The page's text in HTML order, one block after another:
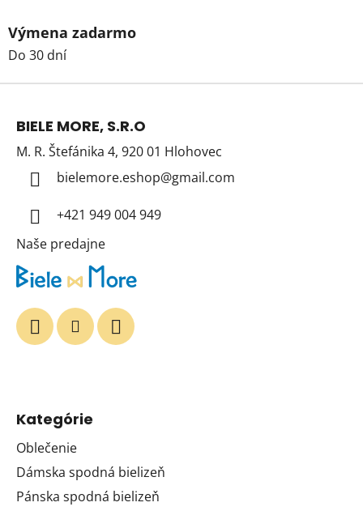
Výmena zadarmo
Do 30 dní
Z
BIELE MORE, S.R.O
M. R. Štefánika 4, 920 01 Hlohovec
bielemore.eshop@gmail.com
+421 949 004 949
Naše predajne
Kategórie
Oblečenie
Dámska spodná bielizeň
Pánska spodná bielizeň